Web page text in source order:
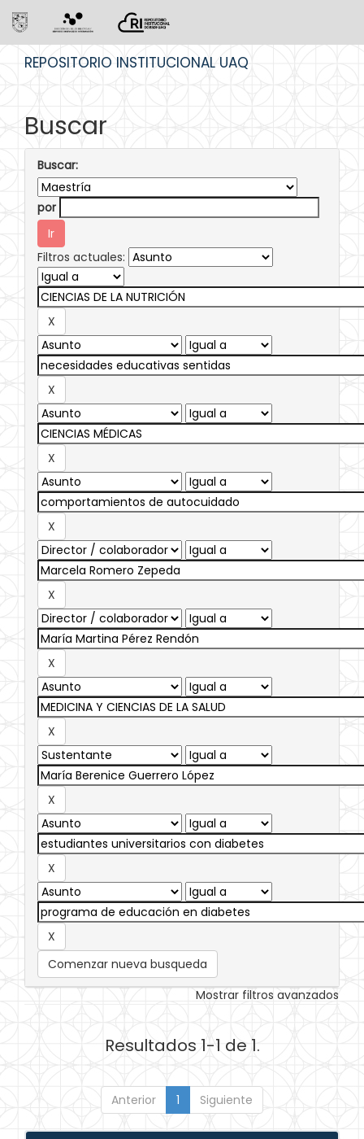
REPOSITORIO INSTITUCIONAL UAQ
Buscar
Buscar:
por
Filtros actuales:
Comenzar nueva busqueda
Mostrar filtros avanzados
Resultados 1-1 de 1.
Anterior 1 Siguiente